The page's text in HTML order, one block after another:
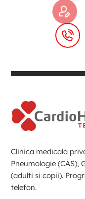
Clinica medicala
Pneumologie (CAS),
(adulti si copii).
telefon.